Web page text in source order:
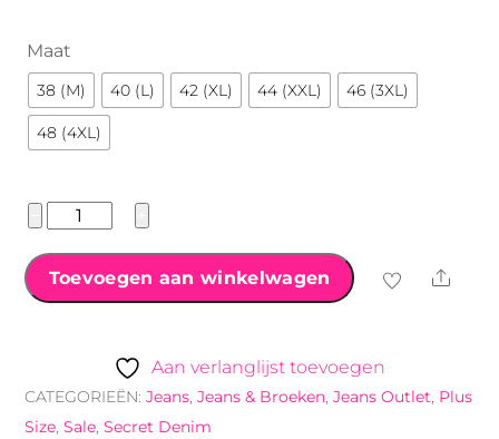
Maat
38 (M) 40 (L) 42 (XL) 44 (XXL) 46 (3XL)
48 (4XL)
Secret
jeans
met
aantal
Toevoegen aan winkelwagen Share
Aan verlanglijst toevoegen
CATEGORIEËN:Jeans,Jeans & Broeken,Jeans Outlet, Plus
Size,Sale,Secret Denim